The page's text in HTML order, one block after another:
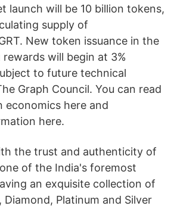
launch will be 10 billion tokens,
supply of
New token issuance in the
will begin at 3%
to future technical
Graph Council. You can read
economics here and
here.
the trust and authenticity of
of the India's foremost
an exquisite collection of
Diamond, Platinum and Silver